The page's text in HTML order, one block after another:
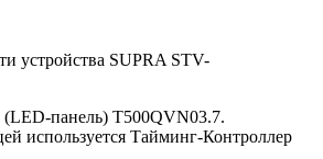
устройства SUPRA STV-
(LED-панель) T500QVN03.7.
используется Тайминг-Контроллер